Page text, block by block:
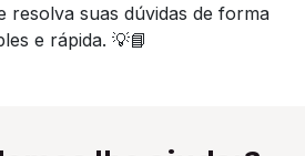
resolva suas dúvidas de forma
e rápida. 💡📘